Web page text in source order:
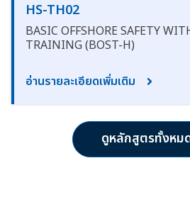
HS-TH02
BASIC OFFSHORE SAFETY
TRAINING (BOST-H)
อ่านรายละเอียดเพิ่มเติม
ดูหลักสูตรทั้งหม